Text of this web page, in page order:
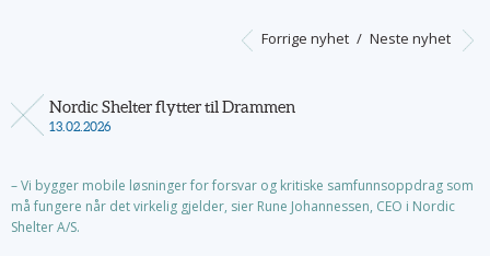
Neste nyhet
/
Forrige nyhet
Nordic Shelter flytter til Drammen
13.02.2026
– Vi bygger mobile løsninger for forsvar og kritiske samfunnsoppdrag som
må fungere når det virkelig gjelder, sier Rune Johannessen, CEO i Nordic
Shelter A/S.